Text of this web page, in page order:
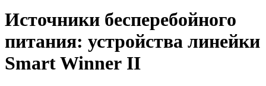
Источники бесперебойного
питания: устройства линейки
Smart Winner II